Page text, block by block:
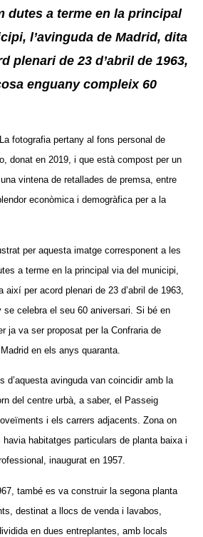
dutes a terme en la principal
l’avinguda de Madrid, dita
plenari de 23 d’abril de 1963,
enguany compleix 60
fotografia pertany al fons personal de
donat en 2019, i que està compost per un
vintena de retallades de premsa, entre
econòmica i demogràfica per a la
per aquesta imatge corresponent a les
a terme en la principal via del municipi,
així per acord plenari de 23 d’abril de 1963,
se celebra el seu 60 aniversari. Si bé en
ja va ser proposat per la Confraria de
en els anys quaranta.
d’aquesta avinguda van coincidir amb la
del centre urbà, a saber, el Passeig
i els carrers adjacents. Zona on
habitatges particulars de planta baixa i
inaugurat en 1957.
també es va construir la segona planta
destinat a llocs de venda i lavabos,
en dues entreplantes , amb locals